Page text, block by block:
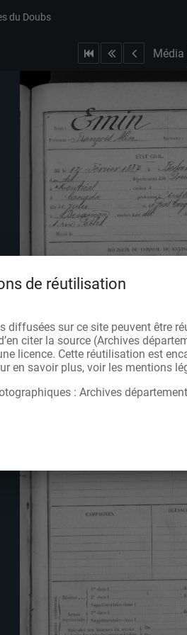
du Doubs
Média
de réutilisation
diffusées sur ce site peuvent être
citer la source (Archives
licence. Cette réutilisation est
en savoir plus, voir les mentions
: Archives